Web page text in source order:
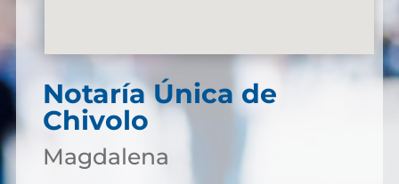
Notaría Única de
Chivolo
Magdalena